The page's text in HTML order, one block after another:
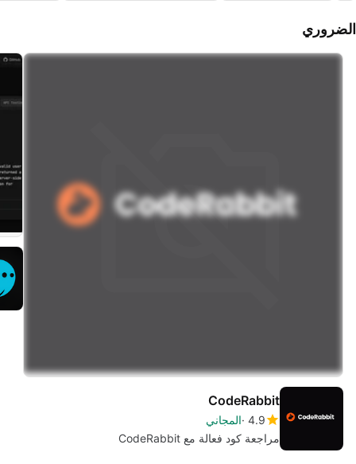
الضروري
CodeRabbit
4.9 المجاني
مراجعة كود فعالة مع CodeRabbit